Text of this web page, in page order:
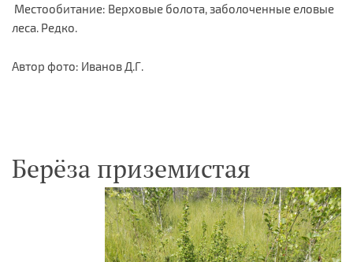
Местообитание: Верховые болота, заболоченные еловые
леса. Редко.
Автор фото: Иванов Д.Г.
Берёза приземистая